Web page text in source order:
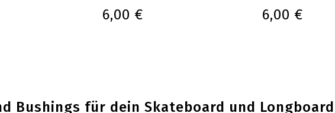
6,00 € 6,00 €
Bushings für dein Skateboard und Longboard